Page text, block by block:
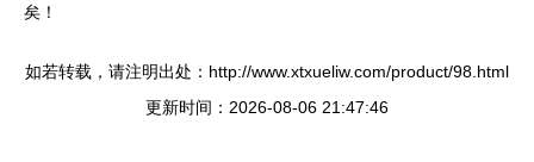
矣！
如若转载，请注明出处：http://www.xtxueliw.com/product/98.html
更新时间：2026-08-06 21:47:46